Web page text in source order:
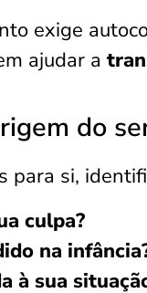
exige
ajudar a
do
para si,
culpa?
na
à sua